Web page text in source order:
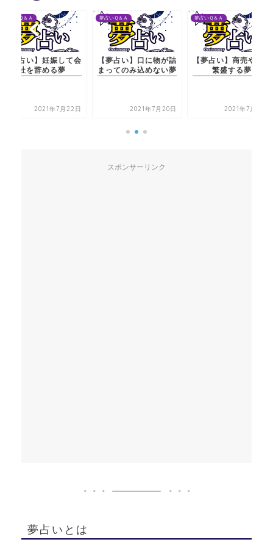
夢占いＱ＆Ａ
【夢占い】妊娠して会
社を辞める夢
2021年7月22日
夢占いＱ＆Ａ
【夢占い】口に物が詰
まってのみ込めない夢
2021年7月20日
夢占いＱ＆Ａ
【夢占い】商売や店が
繁盛する夢
2021年7月22日
スポンサーリンク
夢占いとは